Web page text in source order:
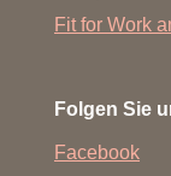
Fit for Work
Folgen Sie
Facebook